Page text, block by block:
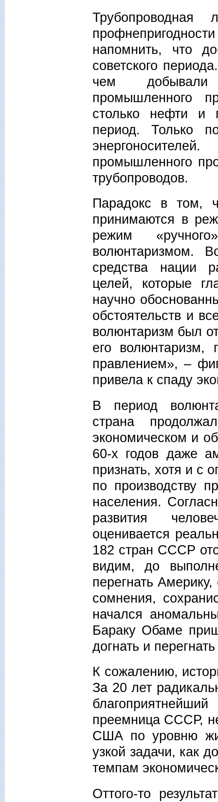
напомнить, что
советского
чем добывали
промышленного
столько нефти и
период. Только
промышленного
трубопроводов.
Парадокс в том,
принимаются в
режим
волюнтаризмом.
средства нации
целей, которые
научно
обстоятельств и
волюнтаризм был
его
правлением», –
привела к спаду
В период
страна
экономическом и
60-х годов даже
признать, хотя и с
по производству
населения.
развития
оценивается
182 стран СССР
видим, до
перегнать
сомнения,
начался
Бараку Обаме
догнать и
К сожалению,
За 20 лет
преемница СССР,
США по уровню
узкой задачи, как
темпам
Оттого-то